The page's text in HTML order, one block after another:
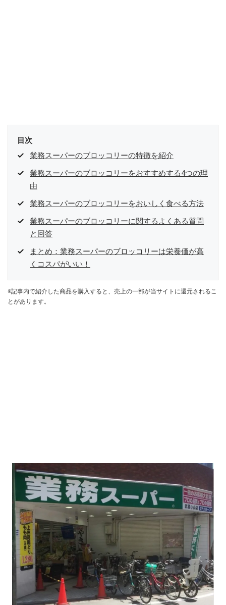
目次
業務スーパーのブロッコリーの特徴を紹介
業務スーパーのブロッコリーをおすすめする4つの理
由
業務スーパーのブロッコリーをおいしく食べる方法
業務スーパーのブロッコリーに関するよくある質問
と回答
まとめ：業務スーパーのブロッコリーは栄養価が高
くコスパがいい！
※記事内で紹介した商品を購入すると、売上の一部が当サイトに還元されるこ
とがあります。